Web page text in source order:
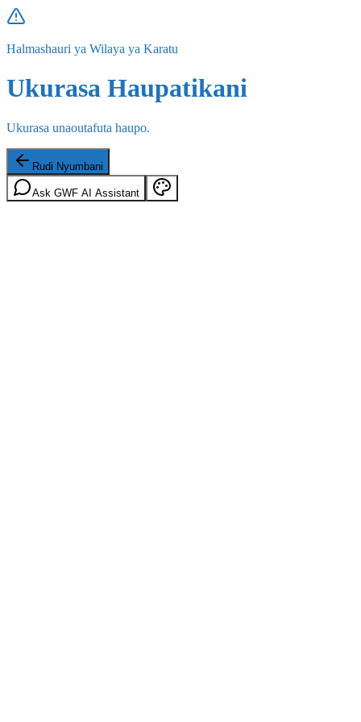
Halmashauri ya Wilaya ya Karatu
Ukurasa Haupatikani
Ukurasa unaoutafuta haupo.
Rudi Nyumbani
Ask GWF AI Assistant